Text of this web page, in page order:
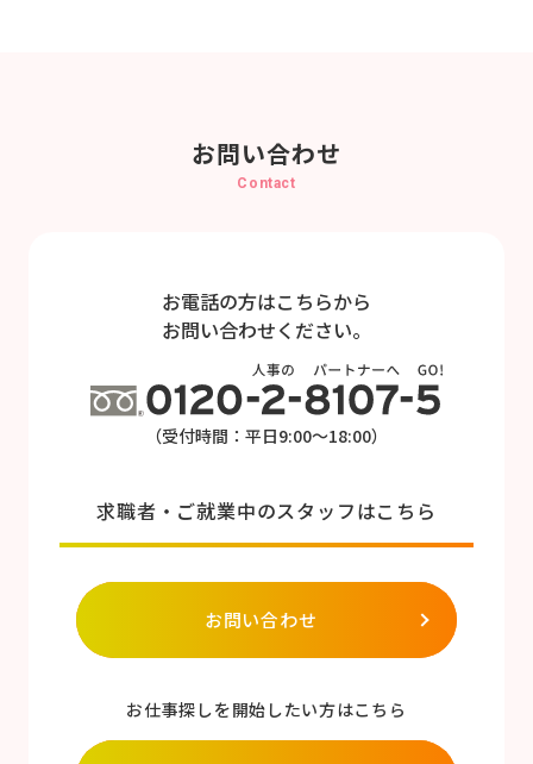
お問い合わせ
Contact
お電話の方はこちらから
お問い合わせください。
（受付時間：平日9:00～18:00）
求職者・ご就業中のスタッフはこちら
お問い合わせ
お仕事探しを開始したい方はこちら